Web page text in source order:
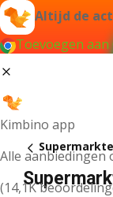
Altijd de
Toevoegen aan
Kimbino app
Alle aanbiedingen
(14,1K